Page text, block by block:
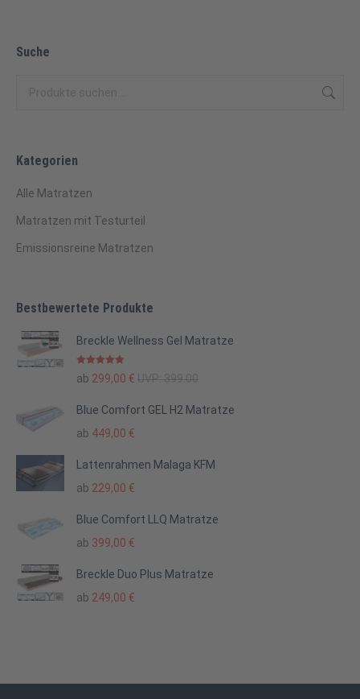
Suche
Kategorien
Alle Matratzen
Matratzen mit Testurteil
Emissionsreine Matratzen
Bestbewertete Produkte
Breckle Wellness Gel Matratze
Bewertet mit
5.00von 5
ab 299,00 € UVP: 399.00
Blue Comfort GEL H2 Matratze
ab 449,00 €
Lattenrahmen Malaga KFM
ab 229,00 €
Blue Comfort LLQ Matratze
ab 399,00 €
Breckle Duo Plus Matratze
ab 249,00 €